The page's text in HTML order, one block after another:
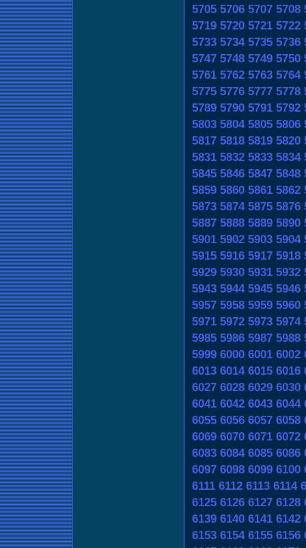
5705 5706 5707 5708
5719 5720 5721 5722
5733 5734 5735 5736
5747 5748 5749 5750
5761 5762 5763 5764
5775 5776 5777 5778
5789 5790 5791 5792
5803 5804 5805 5806
5817 5818 5819 5820
5831 5832 5833 5834
5845 5846 5847 5848
5859 5860 5861 5862
5873 5874 5875 5876
5887 5888 5889 5890
5901 5902 5903 5904
5915 5916 5917 5918
5929 5930 5931 5932
5943 5944 5945 5946
5957 5958 5959 5960
5971 5972 5973 5974
5985 5986 5987 5988
5999 6000 6001 6002
6013 6014 6015 6016
6027 6028 6029 6030
6041 6042 6043 6044
6055 6056 6057 6058
6069 6070 6071 6072
6083 6084 6085 6086
6097 6098 6099 6100
6111 6112 6113 6114
6125 6126 6127 6128
6139 6140 6141 6142
6153 6154 6155 6156